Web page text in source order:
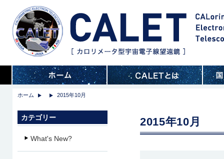
ホーム 2015年10月
2015年10月
カテゴリー
What's New?